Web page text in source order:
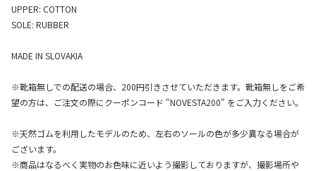
UPPER: COTTON
SOLE: RUBBER
MADE IN SLOVAKIA
※靴箱無しでの配送の場合、200円引きさせていただきます。靴箱無しをご希
望の方は、ご注文の際にクーポンコード "NOVESTA200" をご入力ください。
※天然ゴムを利用したモデルのため、左右のソールの色が多少異なる場合が
ございます。
※商品はなるべく実物のお色味に近いよう撮影しておりますが、撮影場所や